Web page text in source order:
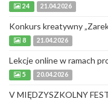
24 21.04.2026
Konkurs kreatywny
8 21.04.2026
Lekcje online w ramach
5 20.04.2026
V MIĘDZYSZKOLNY